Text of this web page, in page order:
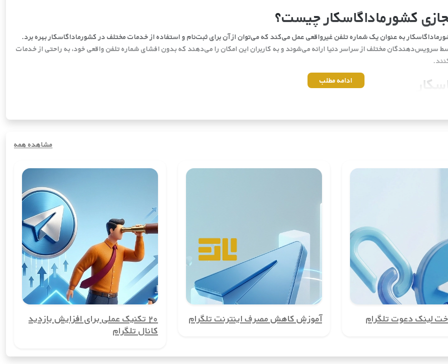
کشورماداگاسکار چیست؟
به عنوان یک شماره تلفن غیرواقعی عمل می‌کند که می‌توان از آن برای ثبت‌نام و استفاده از خدمات مختلف در کشورماداگاسکار بهره برد.
سرویس‌دهندگان مختلف از سراسر دنیا ارائه می‌شوند و به کاربران این امکان را می‌دهند که بدون افشای شماره تلفن واقعی خود، به راحتی از خدمات
است. با استفاده از این شماره‌ها، می‌توانید شماره تلفن واقعی خود را مخفی نگه دارید و از افشای آن جلوگیری کنید. این ویژگی برای کسانی که
کاربری در کشورماداگاسکار ایجاد کنید. این ویژگی برای کسب‌وکارها، مدیران گروه‌ها یا افرادی که می‌خواهند حساب‌های شخصی و کاری خود را از هم
به‌ویژه اگر نیاز به تماس‌های بین‌المللی دارید. با استفاده از شماره مجازی، می‌توانید تماس‌ها و پیامک‌های بین‌المللی را با هزینه‌ای بسیار کمتر از
نیاز دارند. با شماره مجازی کشورماداگاسکار، می‌توانید بدون نیاز به استفاده از شماره واقعی خود، در این سرویس‌ها ثبت‌نام کنید.
دیگر نگرانی‌ای از دسترسی هکرها و کلاهبرداران به شماره واقعی شما وجود نخواهد داشت. این مزیت به‌ویژه برای کسانی که امنیت اطلاعاتشان
ادامه مطلب
مشاهده همه
لینک دعوت تلگرام آموزش کاهش مصرف اینترنت تلگرام
۲۰ تکنیک عملی برای افزایش بازدید
کانال تلگرام